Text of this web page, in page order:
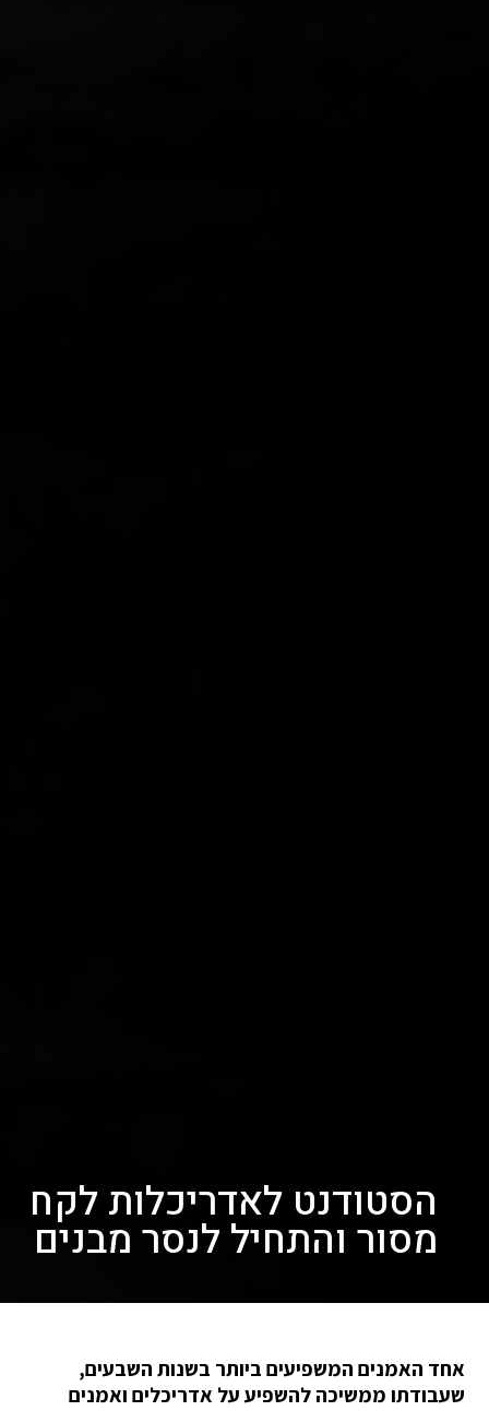
הסטודנט לאדריכלות לקח
מסור והתחיל לנסר מבנים
אחד האמנים המשפיעים ביותר בשנות השבעים,
שעבודתו ממשיכה להשפיע על אדריכלים ואמנים